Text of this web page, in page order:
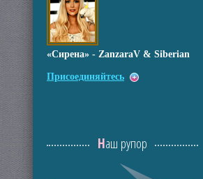
«Сирена» - ZanzaraV & Siberian
Присоединяйтесь
Наш рупор